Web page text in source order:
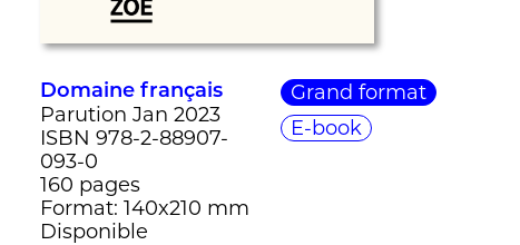
Domaine français
Parution Jan 2023
ISBN 978-2-88907-
093-0
160 pages
Format: 140x210 mm
Disponible
Grand format
E-book